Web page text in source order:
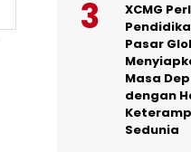
XCMG
Pasar
Masa
dengan
Sedunia